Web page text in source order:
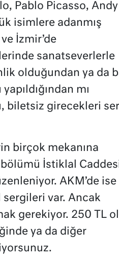
Pablo Picasso, Andy
isimlere adanmış
İzmir’de
sanatseverlerle
olduğundan ya da
mı
biletsiz girecekleri
birçok mekanına
İstiklal
AKM’de ise
var. Ancak
gerekiyor. 250 TL
ya da diğer